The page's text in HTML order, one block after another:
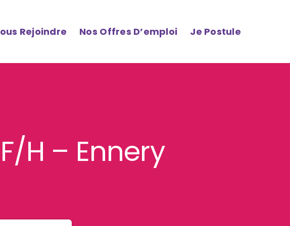
Rejoindre Nos Offres D’emploi Je Postule
H – Ennery